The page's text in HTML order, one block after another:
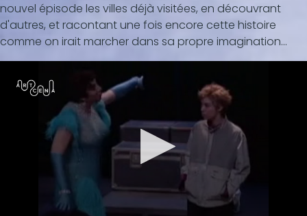
nouvel épisode les villes déjà visitées, en découvrant
d'autres, et racontant une fois encore cette histoire
comme on irait marcher dans sa propre imagination...